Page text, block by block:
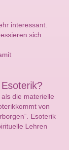
interessant.
sich
die materielle
von
Esoterik
Lehren